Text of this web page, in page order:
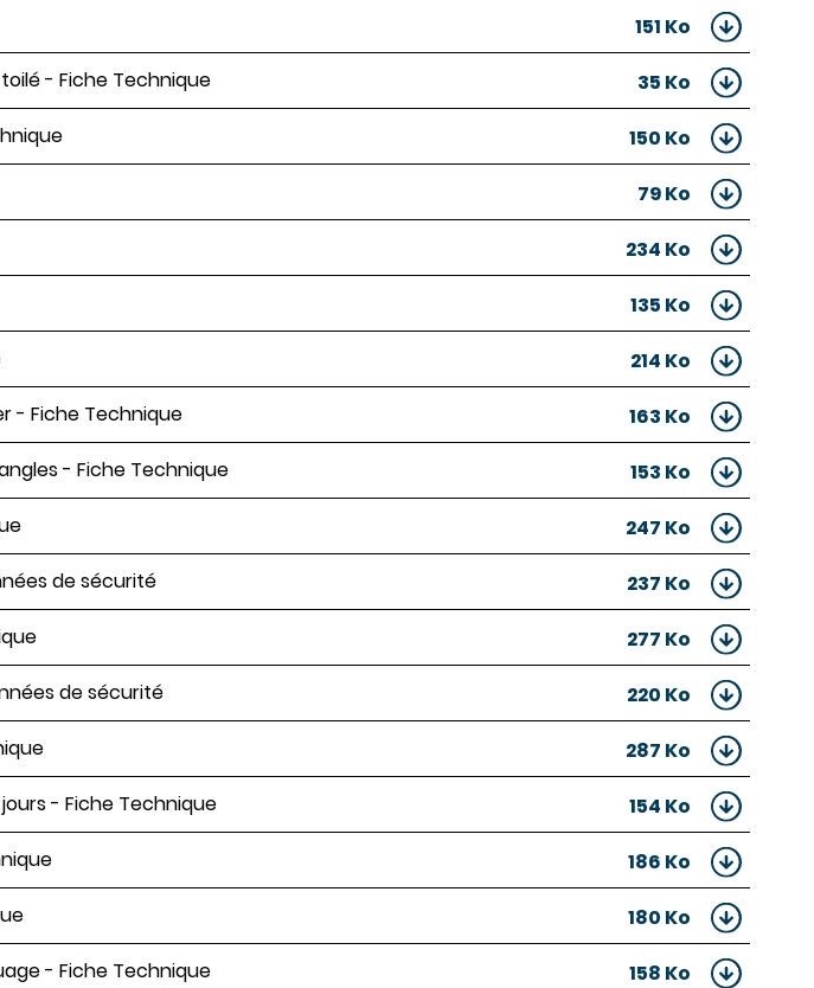
151 Ko
- Fiche Technique
35 Ko
150 Ko
79 Ko
234 Ko
135 Ko
214 Ko
- Fiche Technique
163 Ko
- Fiche Technique
153 Ko
247 Ko
de sécurité
237 Ko
277 Ko
de sécurité
220 Ko
287 Ko
- Fiche Technique
154 Ko
186 Ko
180 Ko
- Fiche Technique
158 Ko